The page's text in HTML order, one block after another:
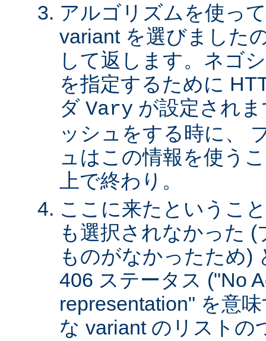
アルゴリズムを使っ
variant を選びました
して返します。ネゴ
を指定するために
ダ Vary が設定され
ッシュをする時に、
ュはこの情報を使う
上で終わり。
ここに来たというこ
も選択されなかった
ものがなかったため)
406 ステータス ("No
representation" を意
な variant のリストの